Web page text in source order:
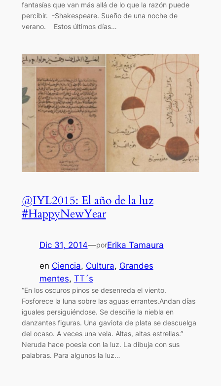
fantasías que van más allá de lo que la razón puede
percibir. -Shakespeare. Sueño de una noche de
verano. Estos últimos días…
@IYL2015: El año de la luz
#HappyNewYear
Dic 31, 2014—porErika Tamaura
en Ciencia, Cultura, Grandes
mentes, TT´s
“En los oscuros pinos se desenreda el viento.
Fosforece la luna sobre las aguas errantes.Andan días
iguales persiguiéndose. Se desciñe la niebla en
danzantes figuras. Una gaviota de plata se descuelga
del ocaso. A veces una vela. Altas, altas estrellas.”
Neruda hace poesía con la luz. La dibuja con sus
palabras. Para algunos la luz…